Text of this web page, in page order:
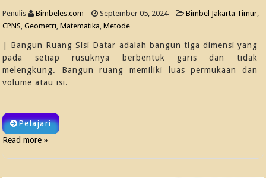
Penulis Bimbeles.com September 05, 2024 Bimbel Jakarta Timur,
CPNS,Geometri,Matematika,Metode
| Bangun Ruang Sisi Datar adalah bangun tiga dimensi yang
pada setiap rusuknya berbentuk garis dan tidak
melengkung. Bangun ruang memiliki luas permukaan dan
volume atau isi.
Pelajari
Read more »